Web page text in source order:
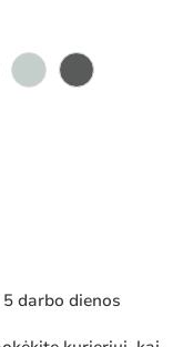
darbo dienos